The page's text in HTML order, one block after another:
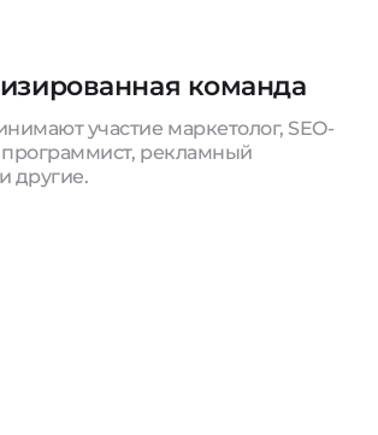
команда
участие маркетолог, SEO-
программист, рекламный
другие.